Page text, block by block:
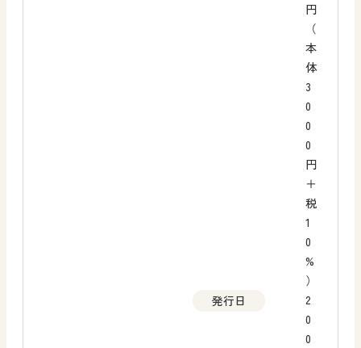
円
（
本
体
3
0
0
0
円
＋
税
1
0
%
）
発行日
2
0
0